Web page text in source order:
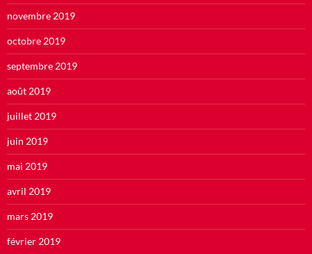
novembre 2019
octobre 2019
septembre 2019
août 2019
juillet 2019
juin 2019
mai 2019
avril 2019
mars 2019
février 2019